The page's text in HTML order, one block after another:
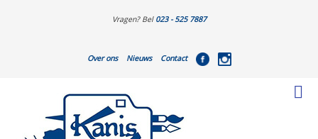
Vragen? Bel 023 - 525 7887
Over ons Nieuws Contact